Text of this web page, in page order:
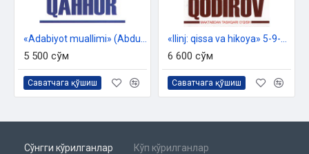
5 500 сўм
Саватчага қўшиш
6 600 сўм
Саватчага қўшиш
Сўнгги кўрилганлар Кўп кўрилганлар